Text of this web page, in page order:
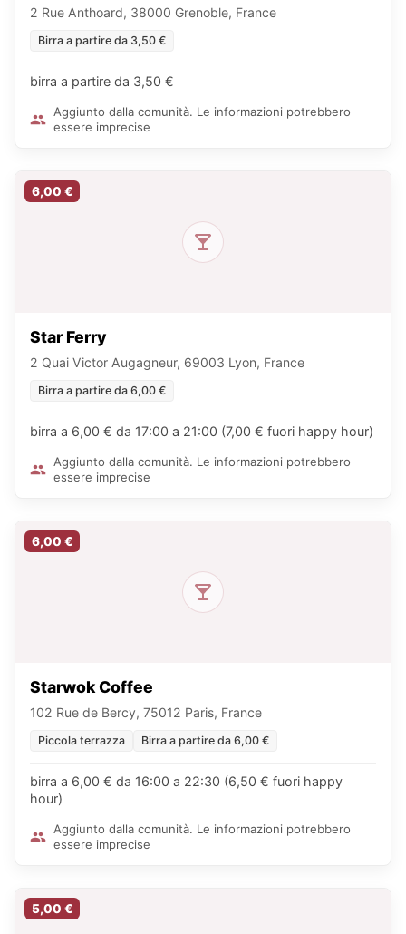
2 Rue Anthoard, 38000 Grenoble, France
Birra a partire da 3,50 €
birra a partire da 3,50 €
Aggiunto dalla comunità. Le informazioni potrebbero
essere imprecise
6,00 €
Star Ferry
2 Quai Victor Augagneur, 69003 Lyon, France
Birra a partire da 6,00 €
birra a 6,00 € da 17:00 a 21:00 (7,00 € fuori happy hour)
Aggiunto dalla comunità. Le informazioni potrebbero
essere imprecise
6,00 €
Starwok Coffee
102 Rue de Bercy, 75012 Paris, France
Piccola terrazza Birra a partire da 6,00 €
birra a 6,00 € da 16:00 a 22:30 (6,50 € fuori happy
hour)
Aggiunto dalla comunità. Le informazioni potrebbero
essere imprecise
5,00 €